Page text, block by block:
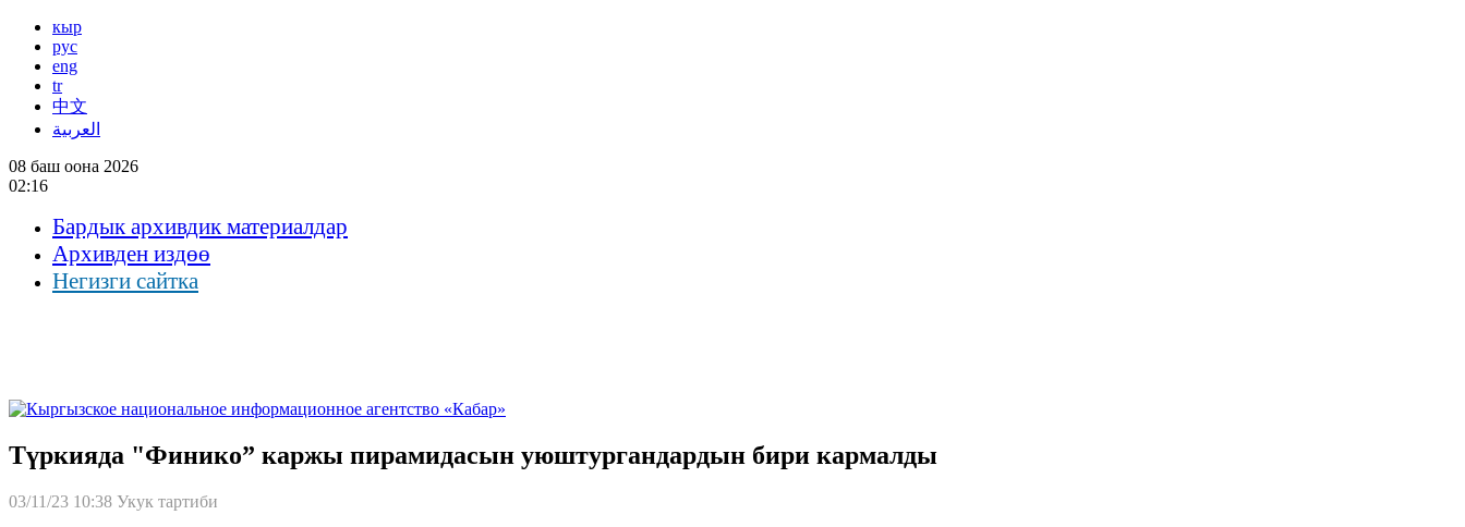
кыр
рус
eng
tr
中文
العربية
08 баш оона 2026
02:16
Бардык архивдик материалдар
Архивден издөө
Негизги сайтка
Түркияда "Финико” каржы пирамидасын уюштургандардын бири кармалды
03/11/23 10:38 Укук тартиби